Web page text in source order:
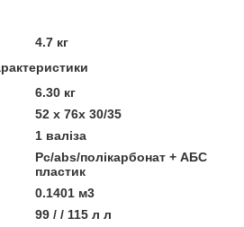
4.7 кг
6.30 кг
52 x 76x 30/35
1 валіза
Pc/abs/полікарбонат + АБС
пластик
0.1401 м3
99 / / 115 л л